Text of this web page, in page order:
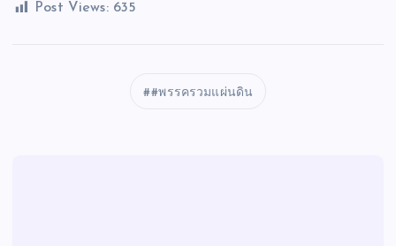
Post Views: 635
#พรรครวมแผ่นดิน